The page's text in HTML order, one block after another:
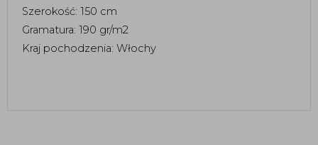
Szerokość: 150 cm
Gramatura: 190 gr/m2
Kraj pochodzenia: Włochy